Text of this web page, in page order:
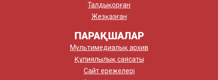
Талдықорған
Жезқазған
ПАРАҚШАЛАР
Мультимедиалық архив
Құпиялылық саясаты
Сайт ережелері